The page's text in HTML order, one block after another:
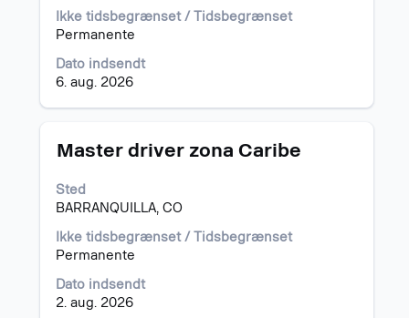
Ikke tidsbegrænset / Tidsbegrænset
Permanente
Dato indsendt
6. aug. 2026
det
fulde
af
joboplysningerne.
Stilling
Master driver zona Caribe
Sted
BARRANQUILLA, CO
Ikke tidsbegrænset / Tidsbegrænset
Permanente
Dato indsendt
2. aug. 2026
Vælg
mellemrumstasten
for
se
det
indhold
af